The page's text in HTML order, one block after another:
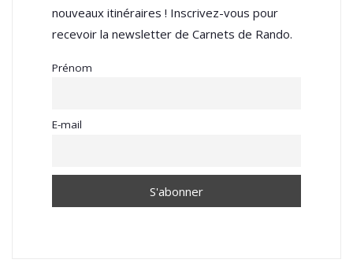
nouveaux itinéraires ! Inscrivez-vous pour
recevoir la newsletter de Carnets de Rando.
Prénom
E-mail